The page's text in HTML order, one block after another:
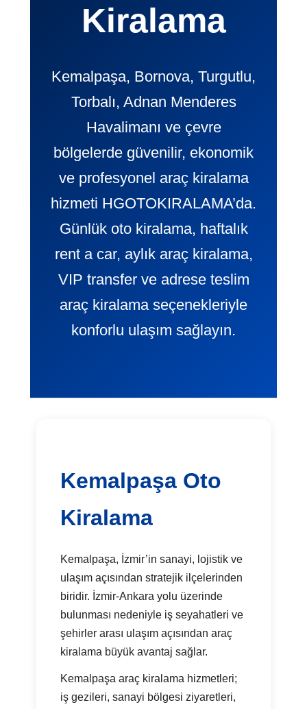
Kiralama
Kemalpaşa, Bornova, Turgutlu,
Torbalı, Adnan Menderes
Havalimanı ve çevre
bölgelerde güvenilir, ekonomik
ve profesyonel araç kiralama
hizmeti HGOTOKIRALAMA’da.
Günlük oto kiralama, haftalık
rent a car, aylık araç kiralama,
VIP transfer ve adrese teslim
araç kiralama seçenekleriyle
konforlu ulaşım sağlayın.
Kemalpaşa Oto
Kiralama
Kemalpaşa, İzmir’in sanayi, lojistik ve
ulaşım açısından stratejik ilçelerinden
biridir. İzmir-Ankara yolu üzerinde
bulunması nedeniyle iş seyahatleri ve
şehirler arası ulaşım açısından araç
kiralama büyük avantaj sağlar.
Kemalpaşa araç kiralama hizmetleri;
iş gezileri, sanayi bölgesi ziyaretleri,